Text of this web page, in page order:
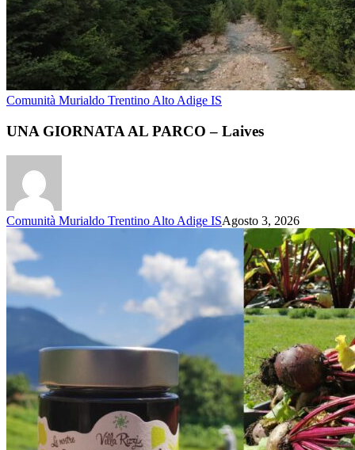
Comunità Murialdo Trentino Alto Adige IS
UNA GIORNATA AL PARCO – Laives
Comunità Murialdo Trentino Alto Adige ISAgosto 3, 2026